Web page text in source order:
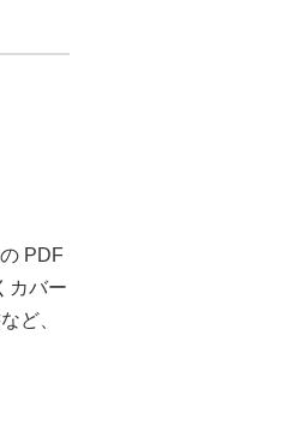
PDF
カバー
ど、